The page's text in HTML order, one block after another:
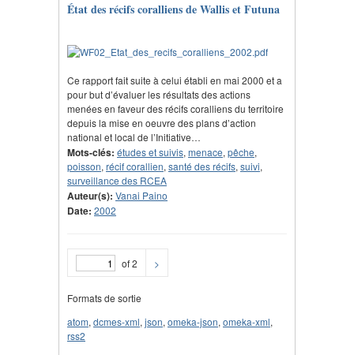
État des récifs coralliens de Wallis et Futuna
Ce rapport fait suite à celui établi en mai 2000 et a
pour but d’évaluer les résultats des actions
menées en faveur des récifs coralliens du territoire
depuis la mise en oeuvre des plans d’action
national et local de l’Initiative…
Mots-clés: études et suivis,menace,pêche,
poisson,récif corallien,santé des récifs,suivi,
surveillance des RCEA
Auteur(s): Vanai Paino
Date: 2002
of 2 >
Formats de sortie
atom, dcmes-xml, json, omeka-json, omeka-xml,
rss2